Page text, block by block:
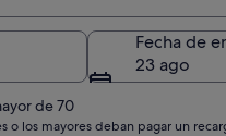
Fecha de
23 ago
de 70
o los mayores deban pagar un